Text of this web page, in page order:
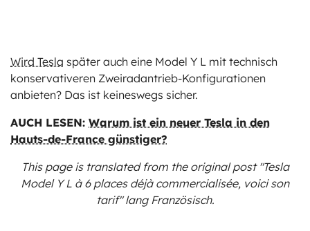
Wird Tesla später auch eine Model Y L mit technisch
konservativeren Zweiradantrieb-Konfigurationen
anbieten? Das ist keineswegs sicher.
AUCH LESEN: Warum ist ein neuer Tesla in den
Hauts-de-France günstiger?
This page is translated from the originalpost "Tesla
Model Y L à 6 places déjà commercialisée, voici son
tarif"lang Französisch.